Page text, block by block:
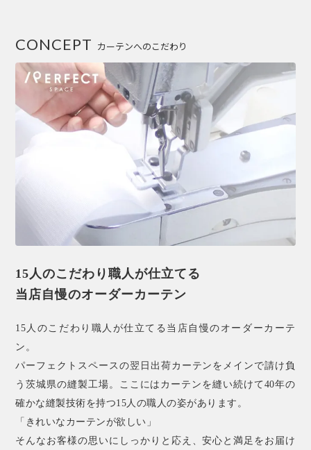
カーテンへのこだわり
CONCEPT
15人のこだわり職人が仕立てる
当店自慢のオーダーカーテン
15人のこだわり職人が仕立てる当店自慢のオーダーカーテ
ン。
パーフェクトスペースの翌日出荷カーテンをメインで請け負
う茨城県の縫製工場。ここにはカーテンを縫い続けて40年の
確かな縫製技術を持つ15人の職人の姿があります。
「きれいなカーテンが欲しい」
そんなお客様の思いにしっかりと応え、安心と満足をお届け